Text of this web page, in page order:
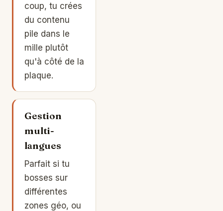
coup, tu crées
du contenu
pile dans le
mille plutôt
qu'à côté de la
plaque.
Gestion
multi-
langues
Parfait si tu
bosses sur
différentes
zones géo, ou